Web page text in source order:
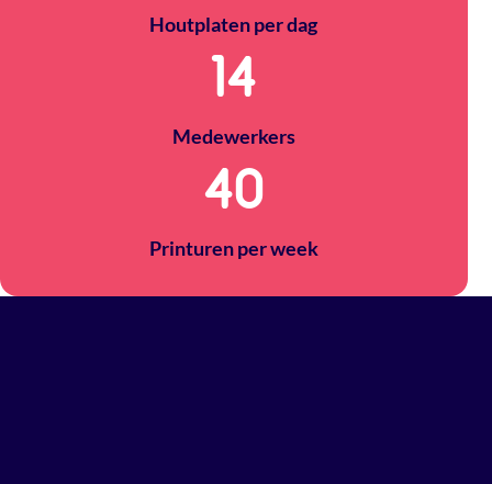
Houtplaten per dag
14
Medewerkers
40
Printuren per week